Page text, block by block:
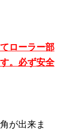
ローラー部
。必ず安全
が出来ま